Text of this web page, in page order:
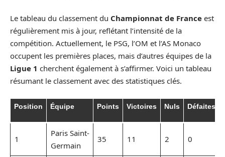
Le tableau du classement du Championnat de France est
régulièrement mis à jour, reflétant l’intensité de la
compétition. Actuellement, le PSG, l’OM et l’AS Monaco
occupent les premières places, mais d’autres équipes de la
Ligue 1 cherchent également à s’affirmer. Voici un tableau
résumant le classement avec des statistiques clés.
Position Équipe Points Victoires Nuls Défaites
1
Paris Saint-
Germain
35 11 2 0